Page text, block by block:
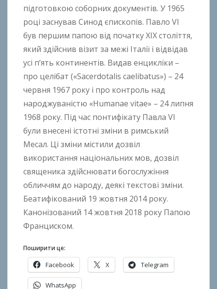
підготовкою соборних документів. У 1965
році заснував Синод єпископів. Павло VI
був першим папою від початку XIX століття,
який здійснив візит за межі Італії і відвідав
усі п’ять континентів. Видав енцикліки –
про целібат («Sacerdotalis caelibatus») – 24
червня 1967 року і про контроль над
народжуваністю «Humanae vitae» – 24 липня
1968 року. Під час понтифікату Павла VI
були внесені істотні зміни в римський
Месал. Ці зміни містили дозвіл
використання національних мов, дозвіл
священика здійснювати богослужіння
обличчям до народу, деякі текстові зміни.
Беатифікований 19 жовтня 2014 року.
Канонізований 14 жовтня 2018 року Папою
Франциском.
Поширити це:
Facebook X Telegram
WhatsApp